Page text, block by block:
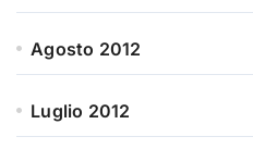
Agosto 2012
Luglio 2012